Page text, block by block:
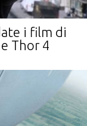
i film di
Thor 4